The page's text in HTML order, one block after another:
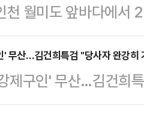
질 일자리 부족은 청
·…
진할 때는 '광우병 괴
고 했다"며 이같이
않나. '미국산 소고기
"그렇게 난리를 쳤는
천 월미도 앞바다에서
면 지난달 30일 오후
물에 빠졌다"는 신
해경은 심정지 상태인
졌으나 숨졌다.해경
' 무산…김건희특검 "당사자 완강히
제구인' 무산…김건희